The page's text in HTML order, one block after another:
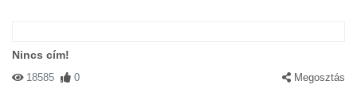
Nincs cím!
18585 0 Megosztás